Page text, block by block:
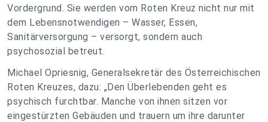
Vordergrund. Sie werden vom Roten Kreuz nicht nur mit
dem Lebensnotwendigen – Wasser, Essen,
Sanitärversorgung – versorgt, sondern auch
psychosozial betreut.
Michael Opriesnig, Generalsekretär des Österreichischen
Roten Kreuzes, dazu: „Den Überlebenden geht es
psychisch furchtbar. Manche von ihnen sitzen vor
eingestürzten Gebäuden und trauern um ihre darunter